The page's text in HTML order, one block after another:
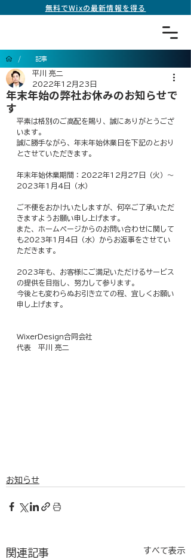
無料でWixの最新情報を得る
/ 記事
年末年始の弊社お休みのお知らせで
す
平川 亮二
2022年12月23日
平素は格別のご高配を賜り、誠にありがとうござ
います。
誠に勝手ながら、年末年始休業日を下記のとおり
とさせていただきます。
年末年始休業期間：2022年12月27日（火）～
2023年1月4日（水）
ご不便をおかけいたしますが、何卒ご了承いただ
きますようお願い申し上げます。
また、ホームページからのお問い合わせに関して
も2023年1月4日（水）からお返事をさせてい
ただきます。
2023年も、お客様にご満足いただけるサービス
の提供を目指し、努力して参ります。
今後とも変わらぬお引き立ての程、宜しくお願い
申し上げます。
WixerDesign合同会社
代表　平川 亮二
お知らせ
関連記事 すべて表示